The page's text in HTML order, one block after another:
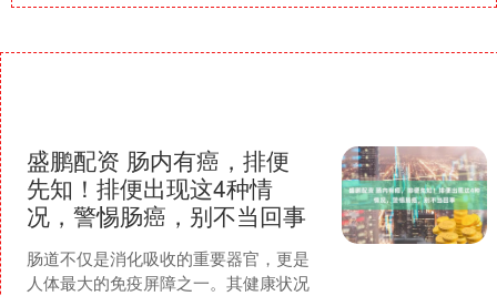
盛鹏配资 肠内有癌，排便
先知！排便出现这4种情
况，警惕肠癌，别不当回事
肠道不仅是消化吸收的重要器官，更是
人体最大的免疫屏障之一。其健康状况